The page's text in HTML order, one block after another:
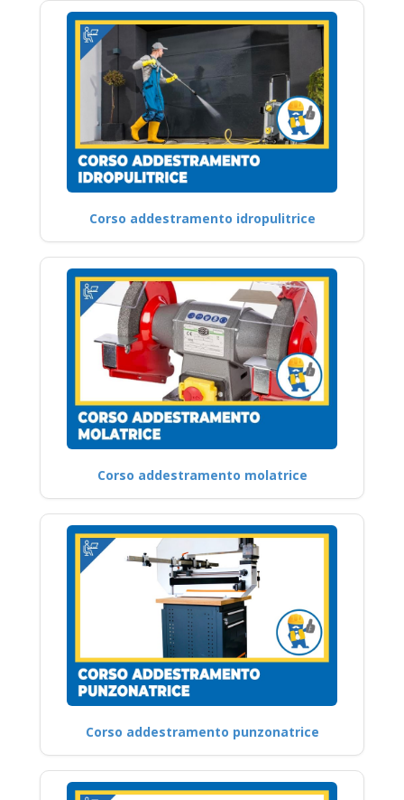
Corso addestramento idropulitrice
Corso addestramento molatrice
Corso addestramento punzonatrice